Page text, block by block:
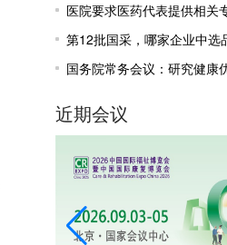
万美元里程碑付款
医院要求医药代表提供相关
第12批国采，哪家企业中选
国务院常务会议：研究健康
近期会议